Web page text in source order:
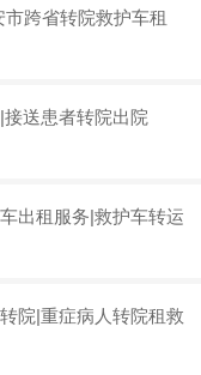
跨省转院救护车租
送患者转院出院
出租服务|救护车转运
院|重症病人转院租救